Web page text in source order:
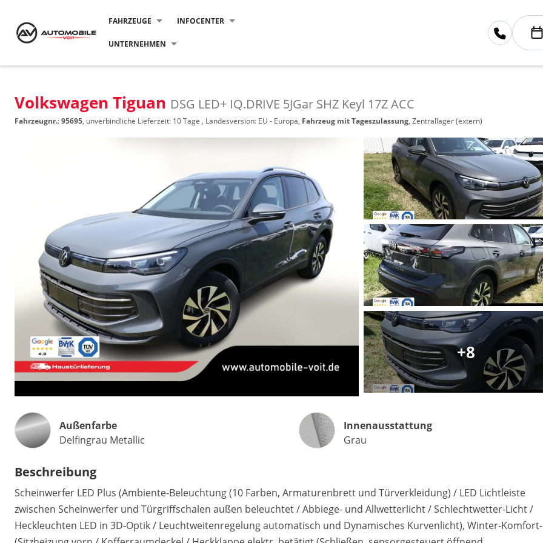
FAHRZEUGE INFOCENTER
UNTERNEHMEN
Volkswagen Tiguan DSG LED+ IQ.DRIVE 5JGar SHZ Keyl 17Z ACC
Fahrzeugnr.:95695, unverbindliche Lieferzeit: 10 Tage , Landesversion: EU - Europa, Fahrzeug mit Tageszulassung, Zentrallager (extern)
Matthias Voit
Geschäftsführung / Inhaber
Festnetz
+8
Außenfarbe
Delfingrau Metallic
InnenausstattungInnenausstattung
Grau
Beschreibung
Scheinwerfer LED Plus (Ambiente-Beleuchtung (10 Farben, Armaturenbrett und Türverkleidung) / LED Lichtleiste
zwischen Scheinwerfer und Türgriffschalen außen beleuchtet / Abbiege- und Allwetterlicht / Schlechtwetter-Licht /
Heckleuchten LED in 3D-Optik / Leuchtweitenregelung automatisch und Dynamisches Kurvenlicht), Winter-